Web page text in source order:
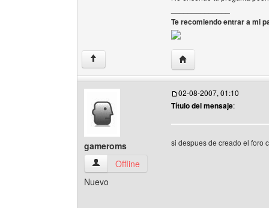
Te recomiendo entrar a mi
↑ Visitar sitio web del
gameroms
gameroms Ver perfil del usuario
Offline
Nuevo
02-08-2007, 01:10
Título del mensaje:
si despues de creado el foro